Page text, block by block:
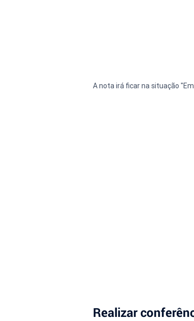
A nota irá ficar na situação
Realizar